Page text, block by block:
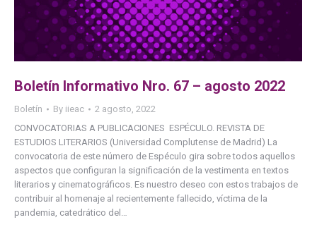
Boletín Informativo Nro. 67 – agosto 2022
Boletín By iieac
2 agosto, 2022
CONVOCATORIAS A PUBLICACIONES ESPÉCULO. REVISTA DE
ESTUDIOS LITERARIOS (Universidad Complutense de Madrid) La
convocatoria de este número de Espéculo gira sobre todos aquellos
aspectos que configuran la significación de la vestimenta en textos
literarios y cinematográficos. Es nuestro deseo con estos trabajos de
contribuir al homenaje al recientemente fallecido, víctima de la
pandemia, catedrático del…